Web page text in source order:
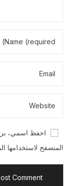
احفظ اسمي،
المتصفح لاستخدامها